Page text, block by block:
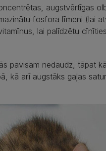
augstvērtīgas
fosfora līmeni (lai
lai palīdzētu
pavisam nedaudz, tāpat
kā arī augstāks gaļas